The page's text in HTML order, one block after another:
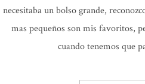
necesitaba un bolso grande,
mas pequeños son mis favoritos,
cuando tenemos que